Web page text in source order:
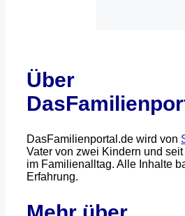
Über
DasFamilienportal.de wird von
Vater von zwei Kindern und
im Familienalltag. Alle Inhalte
Erfahrung.